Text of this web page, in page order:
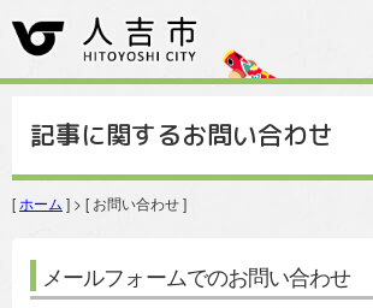
記事に関するお問い合わせ
[ ホーム ] > [ お問い合わせ ]
メールフォームでのお問い合わせ